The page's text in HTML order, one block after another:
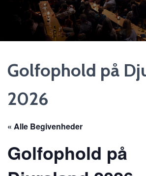
Golfophold på
2026
« Alle Begivenheder
Golfophold på